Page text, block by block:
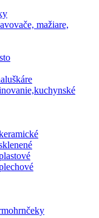
mažiare,